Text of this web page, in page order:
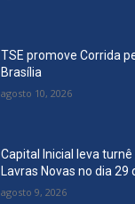
TSE promove Corrida
Brasília
agosto 10, 2026
Capital Inicial leva
Lavras Novas no dia 29
agosto 9, 2026